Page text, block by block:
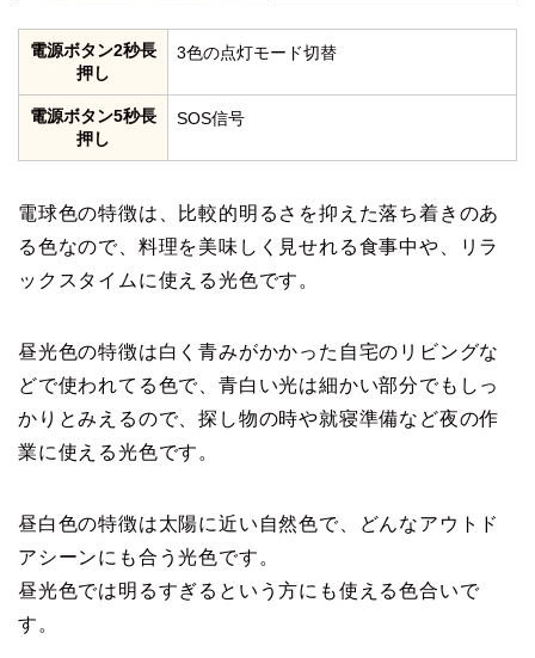
電源ボタン2秒長
押し
3色の点灯モード切替
電源ボタン5秒長
押し
SOS信号
電球色の特徴は、比較的明るさを抑えた落ち着きのあ
る色なので、料理を美味しく見せれる食事中や、リラ
ックスタイムに使える光色です。
昼光色の特徴は白く青みがかかった自宅のリビングな
どで使われてる色で、青白い光は細かい部分でもしっ
かりとみえるので、探し物の時や就寝準備など夜の作
業に使える光色です。
昼白色の特徴は太陽に近い自然色で、どんなアウトド
アシーンにも合う光色です。
昼光色では明るすぎるという方にも使える色合いで
す。